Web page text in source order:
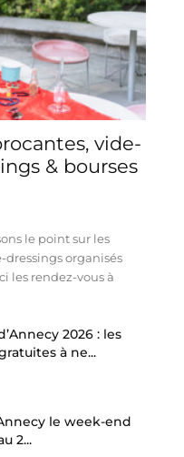
vide-
& bourses
le point sur les
dressings organisés
les rendez-vous à
2026 : les
à ne...
le week-end
2...